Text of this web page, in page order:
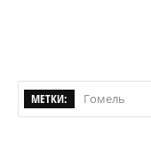
МЕТКИ: Гомель